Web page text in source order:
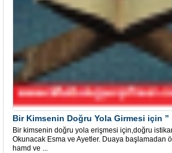
Bir Kimsenin Doğru Yola Girmesi için ”
Bir kimsenin doğru yola erişmesi için,doğru
Okunacak Esma ve Ayetler. Duaya başlamadan
hamd ve ...